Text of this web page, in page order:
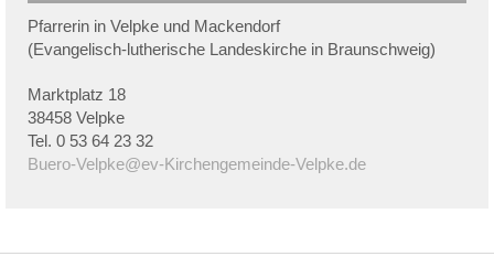
Pfarrerin in Velpke und Mackendorf
(Evangelisch-lutherische Landeskirche in Braunschweig)
Marktplatz 18
38458 Velpke
Tel. 0 53 64 23 32
Buero-Velpke@ev-Kirchengemeinde-Velpke.de